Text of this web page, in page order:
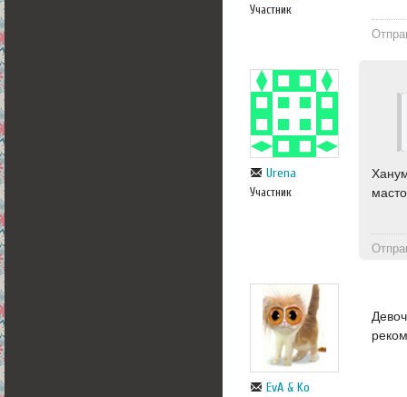
Участник
Urena
Участник
EvA & Ko